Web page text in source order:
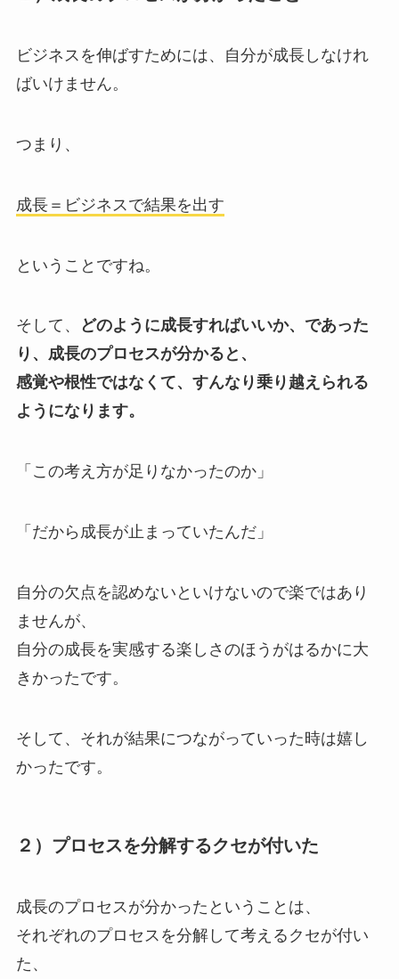
ビジネスを伸ばすためには、自分が成長しなけれ
ばいけません。
つまり、
成長＝ビジネスで結果を出す
ということですね。
そして、
どのように成長すればいいか、であった
り、成長のプロセスが分かると、
感覚や根性ではなくて、すんなり乗り越えられる
ようになります。
「この考え方が足りなかったのか」
「だから成長が止まっていたんだ」
自分の欠点を認めないといけないので楽ではあり
ませんが、
自分の成長を実感する楽しさのほうがはるかに大
きかったです。
そして、それが結果につながっていった時は嬉し
かったです。
２）プロセスを分解するクセが付いた
成長のプロセスが分かったということは、
それぞれのプロセスを分解して考えるクセが付い
た、